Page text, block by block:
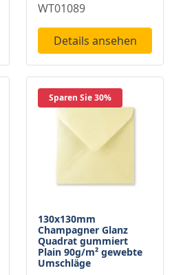
WT01089
Details ansehen
Sparen Sie 30%
130x130mm
Champagner Glanz
Quadrat gummiert
Plain 90g/m² gewebte
Umschläge